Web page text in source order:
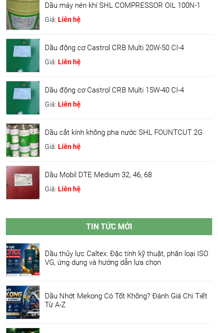
Dầu máy nén khí SHL COMPRESSOR OIL 100N-1
Giá: Liên hệ
Dầu động cơ Castrol CRB Multi 20W-50 CI-4
Giá: Liên hệ
Dầu động cơ Castrol CRB Multi 15W-40 CI-4
Giá: Liên hệ
Dầu cắt kính không pha nước SHL FOUNTCUT 2G
Giá: Liên hệ
Dầu Mobil DTE Medium 32, 46, 68
Giá: Liên hệ
TIN TỨC MỚI
Dầu thủy lực Caltex: Đặc tính kỹ thuật, phân loại ISO
VG, ứng dụng và hướng dẫn lựa chọn
Dầu Nhớt Mekong Có Tốt Không? Đánh Giá Chi Tiết
Từ A-Z